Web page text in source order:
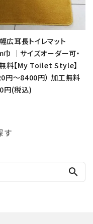
幅広耳長トイレマット
｜サイズオーダー可・
料【My Toilet Style】
円～8400円） 加工無料
円(税込)
す
search